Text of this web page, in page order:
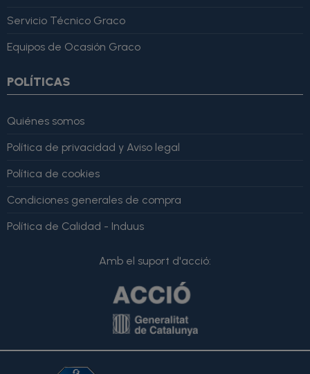
Servicio Técnico Graco
Equipos de Ocasión Graco
POLÍTICAS
Quiénes somos
Política de privacidad y Aviso legal
Política de cookies
Condiciones generales de compra
Política de Calidad - Induus
Amb el suport d'acció: